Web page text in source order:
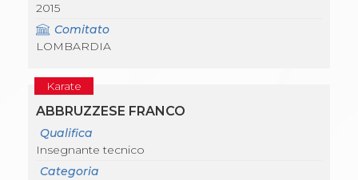
2015
Comitato
LOMBARDIA
Karate
ABBRUZZESE FRANCO
Qualifica
Insegnante tecnico
Categoria